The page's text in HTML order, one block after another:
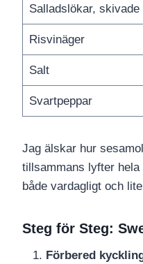
Salladslökar, skivade
Risvinäger
Salt
Svartpeppar
Jag älskar hur
tillsammans lyfter
både vardagligt och
Steg för Steg:
Förbered